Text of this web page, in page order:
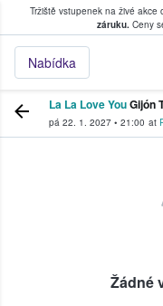
Tržiště vstupenek na živé akce
záruku.Ceny
Nabídka
kde fanoušci
La La Love YouGijón
pá 22. 1. 2027 • 21:00 at
Žádné